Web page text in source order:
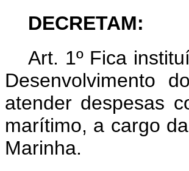
DECRETAM:
Art. 1º Fica
Desenvolvimento
atender despesas
marítimo, a cargo
Marinha.